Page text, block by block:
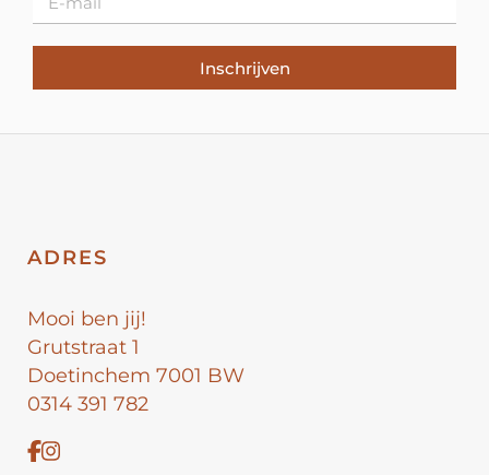
Inschrijven
ADRES
Mooi ben jij!
Grutstraat 1
Doetinchem 7001 BW
0314 391 782